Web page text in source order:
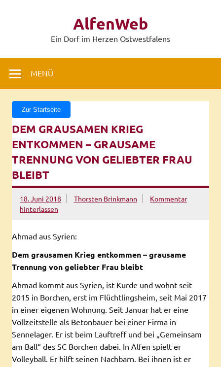
AlfenWeb
Ein Dorf im Herzen Ostwestfalens
MENÜ
Zur Startseite
DEM GRAUSAMEN KRIEG
ENTKOMMEN – GRAUSAME
TRENNUNG VON GELIEBTER FRAU
BLEIBT
18. Juni 2018 Thorsten Brinkmann
Kommentar
hinterlassen
Ahmad aus Syrien:
Dem grausamen Krieg entkommen – grausame
Trennung von geliebter Frau bleibt
Ahmad kommt aus Syrien, ist Kurde und wohnt seit
2015 in Borchen, erst im Flüchtlingsheim, seit Mai 2017
in einer eigenen Wohnung. Seit Januar hat er eine
Vollzeitstelle als Betonbauer bei einer Firma in
Sennelager. Er ist beim Lauftreff und bei „Gemeinsam
am Ball“ des SC Borchen dabei. In Alfen spielt er
Volleyball. Er hilft seinen Nachbarn. Bei ihnen ist er